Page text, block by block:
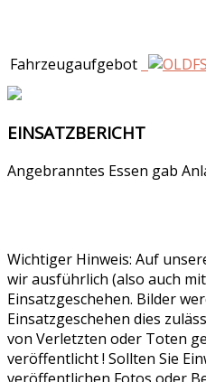
Fahrzeugaufgebot
EINSATZBERICHT
Angebranntes Essen gab
Wichtiger Hinweis: Auf
wir ausführlich (also auch
Einsatzgeschehen. Bilder
Einsatzgeschehen dies
von Verletzten oder Toten
veröffentlicht ! Sollten Sie